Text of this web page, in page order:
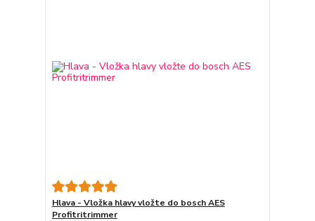
Hlava - Vložka hlavy vložte do bosch AES
Profitritrimmer